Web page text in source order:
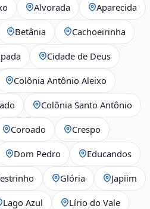
Alvorada Aparecida
Betânia Cachoeirinha
Cidade de Deus
Colônia Antônio Aleixo
Colônia Santo Antônio
Coroado Crespo
Dom Pedro Educandos
Glória Japiim
Lago Azul Lírio do Vale